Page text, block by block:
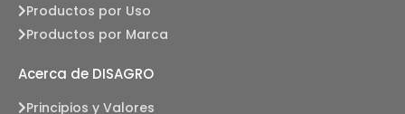
Productos por Uso
Productos por Marca
Acerca de DISAGRO
Principios y Valores